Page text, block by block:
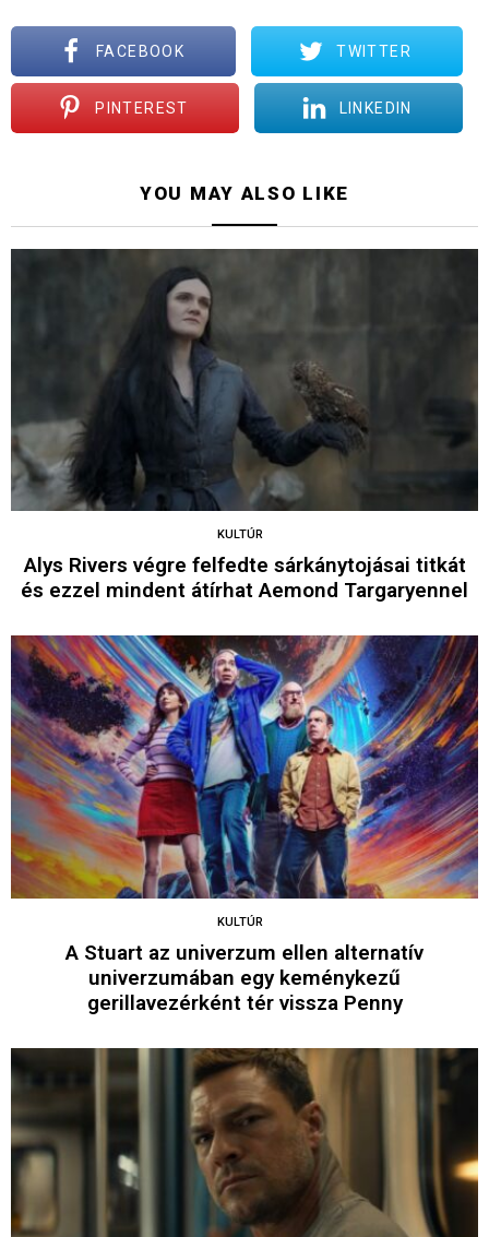
FACEBOOK TWITTER
PINTEREST LINKEDIN
YOU MAY ALSO LIKE
KULTÚR
Alys Rivers végre felfedte sárkánytojásai titkát
és ezzel mindent átírhat Aemond Targaryennel
KULTÚR
A Stuart az univerzum ellen alternatív
univerzumában egy keménykezű
gerillavezérként tér vissza Penny